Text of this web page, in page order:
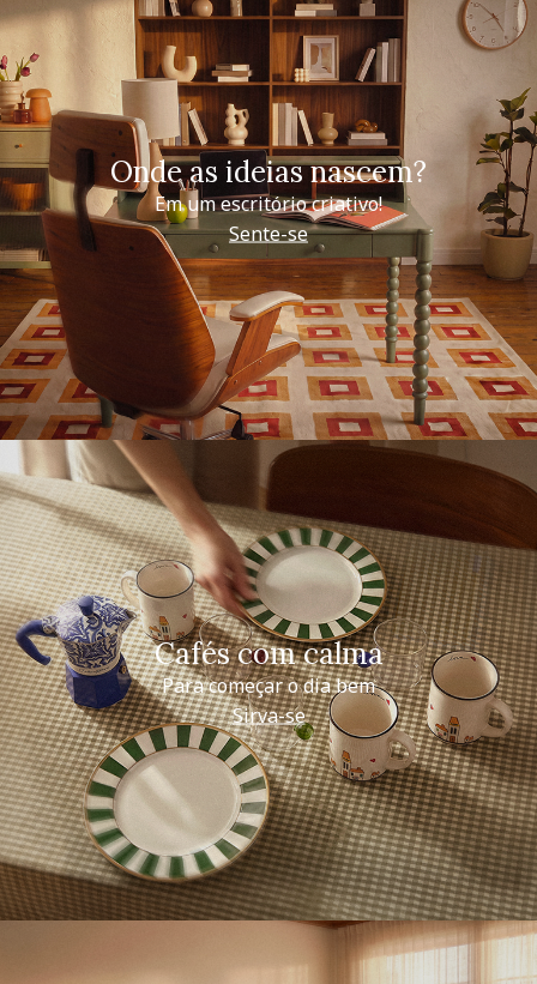
Onde as ideias nascem?
Em um escritório criativo!
Sente-se
Cafés com calma
Para começar o dia bem
Sirva-se